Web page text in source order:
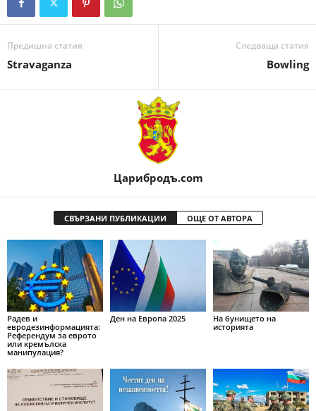
Предишна статия
Stravaganza
Следваща статия
Bowling
Царибродъ.com
СВЪРЗАНИ ПУБЛИКАЦИИ ОЩЕ ОТ АВТОРА
Радев и
евродезинформацията:
Референдум за еврото
или кремълска
манипулация?
Ден на Европа 2025
На бунището на
историята